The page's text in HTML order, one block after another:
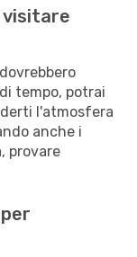
visitare
tempo, potrai
l'atmosfera
anche i
provare